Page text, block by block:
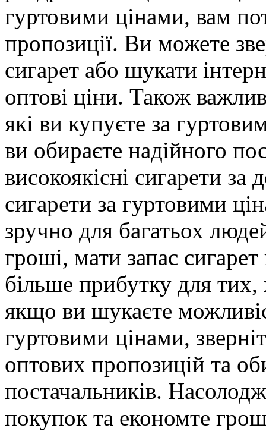
гуртовими цінами, вам
пропозиції. Ви можете
сигарет або шукати
оптові ціни. Також
які ви купуєте за
ви обираєте надійного
високоякісні сигарети
сигарети за гуртовими
зручно для багатьох
гроші, мати запас
більше прибутку для
якщо ви шукаєте
гуртовими цінами,
оптових пропозицій та
постачальників.
покупок та економте